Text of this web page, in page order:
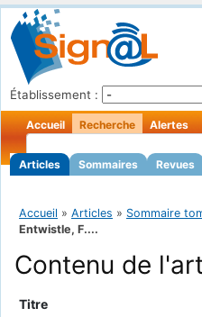
Établissement :
Accueil Recherche
Articles Sommaires Revues
Alertes
Accueil » Articles » Sommaire
Entwistle, F....
Contenu de
Titre